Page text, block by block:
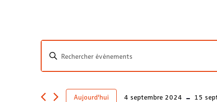
Recherche
et
navigation
Saisir
mot-
clé.
Rechercher
ÉvènementsAujourd'hui 4 septembre 2024 - 15